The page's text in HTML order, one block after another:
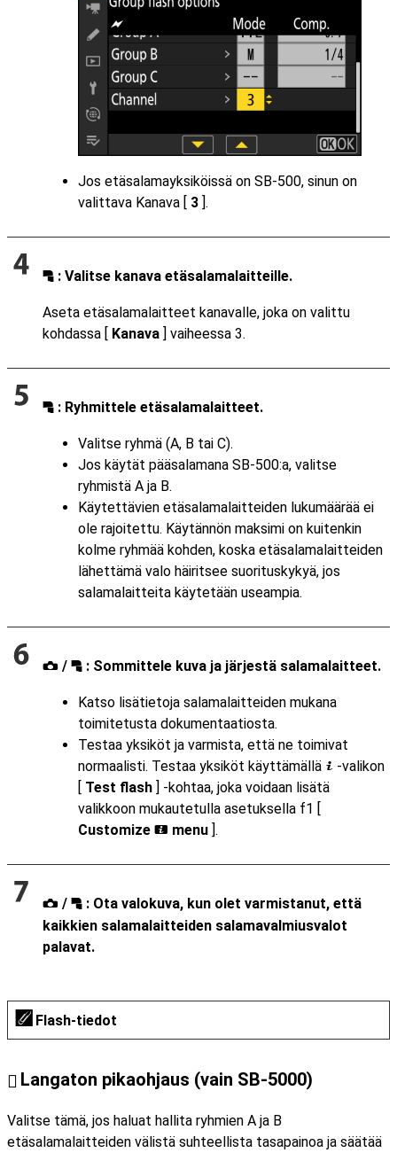
Jos etäsalamayksiköissä on SB-500, sinun on
valittava Kanava [ 3 ].
f : Valitse kanava etäsalamalaitteille.
Aseta etäsalamalaitteet kanavalle, joka on valittu
kohdassa [ Kanava ] vaiheessa 3.
f : Ryhmittele etäsalamalaitteet.
Valitse ryhmä (A, B tai C).
Jos käytät pääsalamana SB-500:a, valitse
ryhmistä A ja B.
Käytettävien etäsalamalaitteiden lukumäärää ei
ole rajoitettu. Käytännön maksimi on kuitenkin
kolme ryhmää kohden, koska etäsalamalaitteiden
lähettämä valo häiritsee suorituskykyä, jos
salamalaitteita käytetään useampia.
C / f : Sommittele kuva ja järjestä salamalaitteet.
Katso lisätietoja salamalaitteiden mukana
toimitetusta dokumentaatiosta.
Testaa yksiköt ja varmista, että ne toimivat
normaalisti. Testaa yksiköt käyttämällä i -valikon
[ Test flash ] -kohtaa, joka voidaan lisätä
valikkoon mukautetulla asetuksella f1 [
Customize i menu ].
C / f : Ota valokuva, kun olet varmistanut, että
kaikkien salamalaitteiden salamavalmiusvalot
palavat.
Flash-tiedot
Langaton pikaohjaus (vain SB-5000)
Valitse tämä, jos haluat hallita ryhmien A ja B
etäsalamalaitteiden välistä suhteellista tasapainoa ja säätää